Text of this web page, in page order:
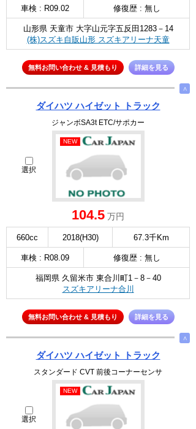
車検 : R09.02 修復歴 : 無し
山形県 天童市 大字山元字五反田1283－14
(株)スズキ自販山形 スズキアリーナ天童
無料お問い合わせ & 見積もり 詳細を見る
∧
ダイハツ ハイゼット トラック
ジャンボSA3t ETC/サポカー
選択
NEW
104.5 万円
660cc 2018(H30) 67.3千Km
車検 : R08.09 修復歴 : 無し
福岡県 久留米市 東合川町1－8－40
スズキアリーナ合川
無料お問い合わせ & 見積もり 詳細を見る
∧
ダイハツ ハイゼット トラック
スタンダード CVT 前後コーナーセンサ
選択
NEW